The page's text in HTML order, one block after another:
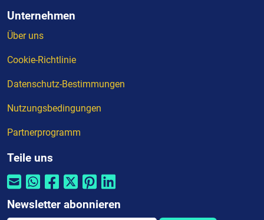
Unternehmen
Über uns
Cookie-Richtlinie
Datenschutz-Bestimmungen
Nutzungsbedingungen
Partnerprogramm
Teile uns
Newsletter abonnieren